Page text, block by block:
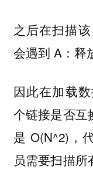
之后在扫描
会遇到 A：
因此在加载
个链接是否互
是 O(N^2)，
员需要扫描